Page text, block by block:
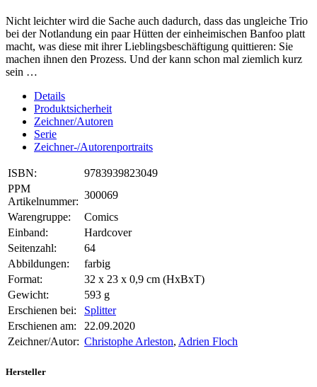
Nicht leichter wird die Sache auch dadurch, dass das ungleiche Trio
bei der Notlandung ein paar Hütten der einheimischen Banfoo platt
macht, was diese mit ihrer Lieblingsbeschäftigung quittieren: Sie
machen ihnen den Prozess. Und der kann schon mal ziemlich kurz
sein …
Details
Produktsicherheit
Zeichner/Autoren
Serie
Zeichner-/Autorenportraits
ISBN:
9783939823049
PPM
Artikelnummer:
300069
Warengruppe:
Comics
Einband:
Hardcover
Seitenzahl:
64
Abbildungen:
farbig
Format:
32 x 23 x 0,9 cm (HxBxT)
Gewicht:
593 g
Erschienen bei:
Splitter
Erschienen am:
22.09.2020
Zeichner/Autor: Christophe Arleston, Adrien Floch
Hersteller